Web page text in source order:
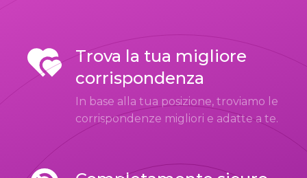
Trova la tua migliore
corrispondenza
In base alla tua posizione, troviamo le
corrispondenze migliori e adatte a te.